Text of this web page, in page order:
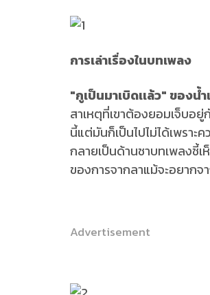
การเล่าเรื่องในบทเพลง
"กูเป็นมาเบิดเเล้ว" ของ
สาเหตุที่เขาต้องยอมเจ็บอ
นี้แต่มันก็เป็นไปไม่ได้เพรา
กลายเป็นด้านชาบทเพลงชี้
ของการจากลาแม้จะอยากจ
Advertisement